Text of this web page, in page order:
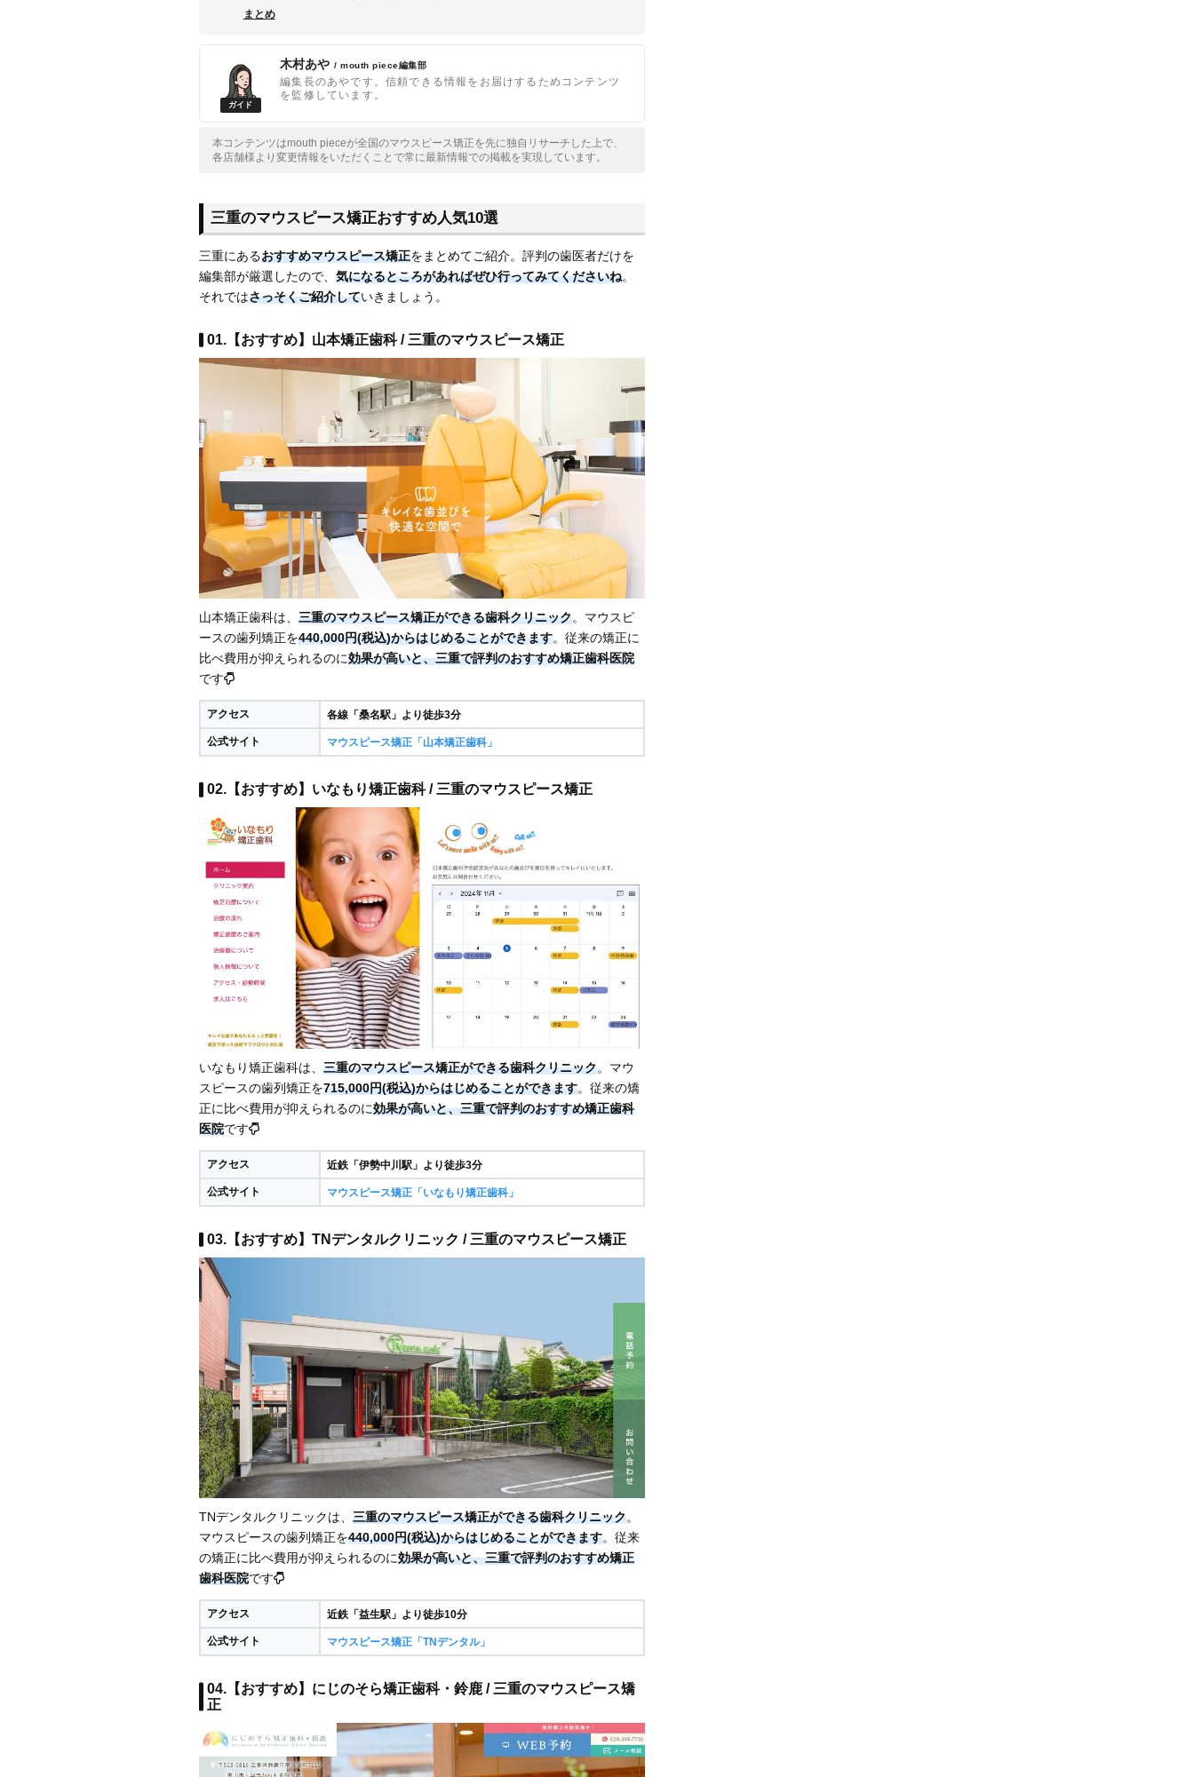
まとめ
木村あや / mouth piece編集部
編集長のあやです。信頼できる情報をお届けするためコンテンツ
を監修しています。
本コンテンツはmouth pieceが全国のマウスピース矯正を先に独自リサーチした上で、
各店舗様より変更情報をいただくことで常に最新情報での掲載を実現しています。
三重のマウスピース矯正おすすめ人気10選
三重にあるおすすめマウスピース矯正をまとめてご紹介。評判の歯医者だけを
編集部が厳選したので、 気になるところがあればぜひ行ってみてくださいね。
それではさっそくご紹介していきましょう。
01.【おすすめ】山本矯正歯科 / 三重のマウスピース矯正
山本矯正歯科は、 三重のマウスピース矯正ができる歯科クリニック。マウスピ
ースの歯列矯正を440,000円(税込)からはじめることができます。従来の矯正に
比べ費用が抑えられるのに効果が高いと、三重で評判のおすすめ矯正歯科医院
です
アクセス 各線「桑名駅」より徒歩3分
公式サイト マウスピース矯正「山本矯正歯科」
02.【おすすめ】いなもり矯正歯科 / 三重のマウスピース矯正
いなもり矯正歯科は、 三重のマウスピース矯正ができる歯科クリニック。マウ
スピースの歯列矯正を715,000円(税込)からはじめることができます。従来の矯
正に比べ費用が抑えられるのに効果が高いと、三重で評判のおすすめ矯正歯科
医院です
アクセス 近鉄「伊勢中川駅」より徒歩3分
公式サイト マウスピース矯正「いなもり矯正歯科」
03.【おすすめ】TNデンタルクリニック / 三重のマウスピース矯正
TNデンタルクリニックは、 三重のマウスピース矯正ができる歯科クリニック。
マウスピースの歯列矯正を440,000円(税込)からはじめることができます。従来
の矯正に比べ費用が抑えられるのに効果が高いと、三重で評判のおすすめ矯正
歯科医院です
アクセス 近鉄「益生駅」より徒歩10分
公式サイト マウスピース矯正「TNデンタル」
04.【おすすめ】にじのそら矯正歯科・鈴鹿 / 三重のマウスピース矯
正